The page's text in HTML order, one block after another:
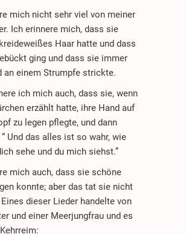
mich nicht sehr viel von meiner
Ich erinnere mich, dass sie
Haar hatte und dass
ging und dass sie immer
an einem Strumpfe strickte.
ich mich auch, dass sie, wenn
erzählt hatte, ihre Hand auf
zu legen pflegte, und dann
Und das alles ist so wahr, wie
sehe und du mich siehst.”
mich auch, dass sie schöne
konnte; aber das tat sie nicht
dieser Lieder handelte von
und einer Meerjungfrau und es